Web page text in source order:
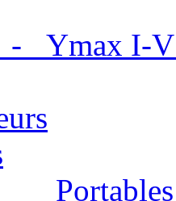
Ymax I-